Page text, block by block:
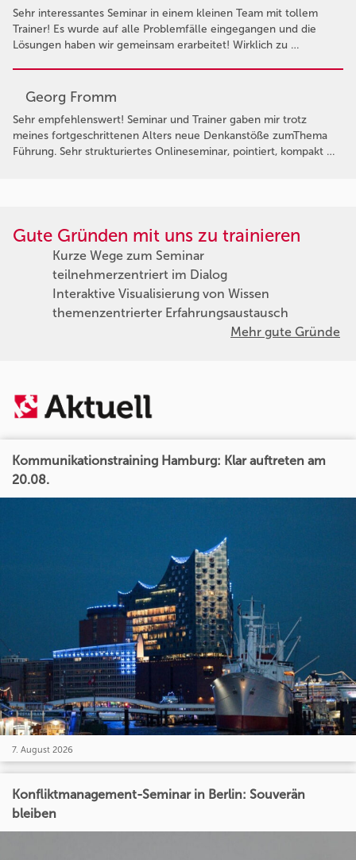
Sehr interessantes Seminar in einem kleinen Team mit tollem
Trainer! Es wurde auf alle Problemfälle eingegangen und die
Lösungen haben wir gemeinsam erarbeitet! Wirklich zu …
Georg Fromm
Sehr empfehlenswert! Seminar und Trainer gaben mir trotz
meines fortgeschrittenen Alters neue Denkanstöße zumThema
Führung. Sehr strukturiertes Onlineseminar, pointiert, kompakt …
Gute Gründen mit uns zu trainieren
Kurze Wege zum Seminar
teilnehmerzentriert im Dialog
Interaktive Visualisierung von Wissen
themenzentrierter Erfahrungsaustausch
Mehr gute Gründe
Kommunikationstraining Hamburg: Klar auftreten am
20.08.
7. August 2026
Konfliktmanagement-Seminar in Berlin: Souverän
bleiben